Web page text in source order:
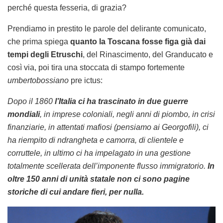
perché questa fesseria, di grazia?
Prendiamo in prestito le parole del delirante comunicato,
che prima spiega quanto la Toscana fosse figa già dai
tempi degli Etruschi, del Rinascimento, del Granducato e
così via, poi tira una stoccata di stampo fortemente
umbertobossiano pre ictus:
Dopo il 1860 l’Italia ci ha trascinato in due guerre
mondiali, in imprese coloniali, negli anni di piombo, in crisi
finanziarie, in attentati mafiosi (pensiamo ai Georgofili), ci
ha riempito di ndrangheta e camorra, di clientele e
corruttele, in ultimo ci ha impelagato in una gestione
totalmente scellerata dell’imponente flusso immigratorio. In
oltre 150 anni di unità statale non ci sono pagine
storiche di cui andare fieri, per nulla.